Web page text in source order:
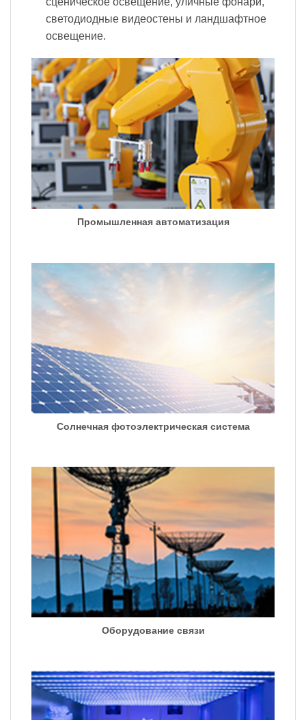
светодиодные видеостены и ландшафтное
освещение.
Промышленная автоматизация
Солнечная фотоэлектрическая система
Оборудование связи